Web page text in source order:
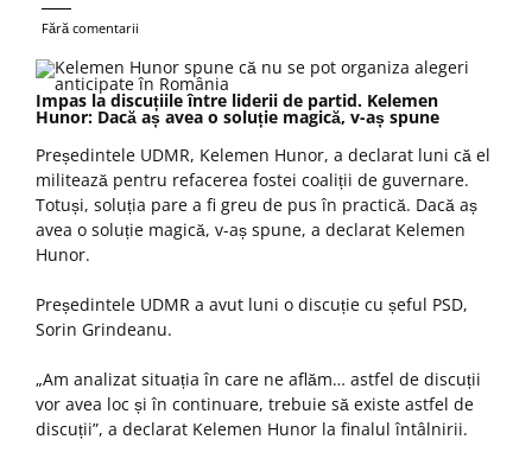
Fără comentarii
Impas la discuțiile între liderii de partid. Kelemen
Hunor: Dacă aș avea o soluție magică, v-aș spune
Președintele UDMR, Kelemen Hunor, a declarat luni că el
militează pentru refacerea fostei coaliții de guvernare.
Totuși, soluția pare a fi greu de pus în practică. Dacă aș
avea o soluție magică, v-aș spune, a declarat Kelemen
Hunor.
Președintele UDMR a avut luni o discuție cu șeful PSD,
Sorin Grindeanu.
„Am analizat situația în care ne aflăm… astfel de discuții
vor avea loc și în continuare, trebuie să existe astfel de
discuții”, a declarat Kelemen Hunor la finalul întâlnirii.